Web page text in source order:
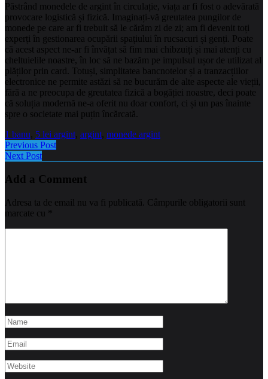
Păstrând monedele de argint în circulație, viața ar fi fost o adevărată
provocare logistică și fizică. Imaginați-vă greutatea pungilor de
monede pe care ar fi trebuit să le cărăm zi de zi; am fi devenit toți
experți în gestionarea ocupării spațiului în rucsacuri și genți. Poate
că acest aspect ne-ar fi învățat să fim mai chibzuiți și mai atenți cu
cheltuielile noastre, în loc să ne bazăm pe impulsul ușor de utilizat al
plăților prin card. Totuși, simplitatea bancnotelor și a tranzacțiilor
electronice ne permite astăzi să ne bucurăm de alte aspecte ale vieții,
fără a ne preocupa de greutatea fizică a bogăției noastre, deci poate
că soluția modernă ne-a oferit nu doar confort, ci și un pas înainte
spre o societate mai puțin încărcată.
1 banu, 5 lei argint, argint, monede argint
Previous Post
Next Post
Add a Comment
Adresa ta de email nu va fi publicată. Câmpurile obligatorii sunt
marcate cu